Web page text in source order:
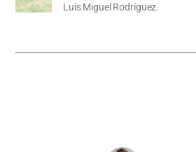
Luis Miguel Rodríguez.